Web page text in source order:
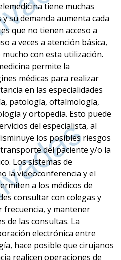
tiene muchas
su demanda aumenta cada
que no tienen acceso a
a veces a atención básica,
con esta utilización.
permite la
médicas para realizar
en las especialidades
patología, oftalmología,
y ortopedia. Esto puede
del especialista, al
los posibles riesgos
del paciente y/o la
Los sistemas de
la videoconferencia y el
a los médicos de
consultar con colegas y
frecuencia, y mantener
de las consultas. La
electrónica entre
hace posible que cirujanos
realicen operaciones de